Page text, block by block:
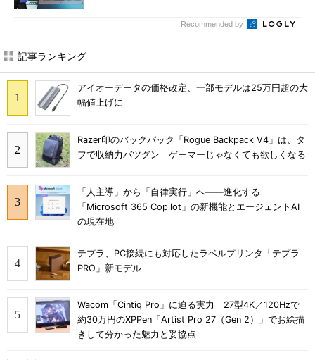
Recommended by
記事ランキング
アイオーデータの価格改定、一部モデルは25万円超の大
幅値上げに
Razer印のバックパック「Rogue Backpack V4」は、タ
フで収納力バツグン ゲーマーじゃなくても欲しくなる
「人主導」から「自律実行」へ――進化する
「Microsoft 365 Copilot」の新機能とエージェントAI
の現在地
テプラ、PC接続にも対応したラベルプリンタ「テプラ
PRO」新モデル
Wacom「Cintiq Pro」に迫る実力 27型4K／120Hzで
約30万円のXPPen「Artist Pro 27（Gen 2）」でお絵描
きして分かった魅力と妥協点